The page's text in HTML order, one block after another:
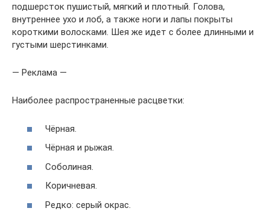
подшерсток пушистый, мягкий и плотный. Голова,
внутреннее ухо и лоб, а также ноги и лапы покрыты
короткими волосками. Шея же идет с более длинными и
густыми шерстинками.
— Реклама —
Наиболее распространенные расцветки:
Чёрная.
Чёрная и рыжая.
Соболиная.
Коричневая.
Редко: серый окрас.